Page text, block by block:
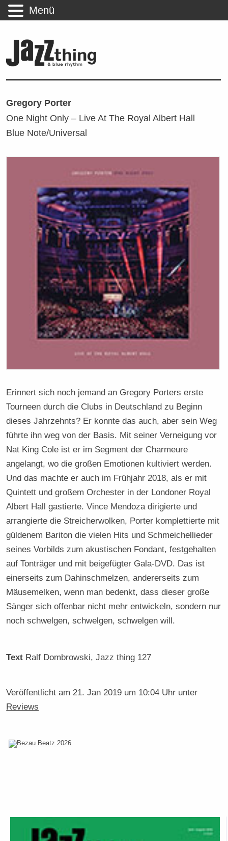
Gregory Porter
One Night Only – Live At The Royal Albert Hall
Blue Note/Universal
Erinnert sich noch jemand an Gregory Porters erste
Tourneen durch die Clubs in Deutschland zu Beginn
dieses Jahrzehnts? Er konnte das auch, aber sein Weg
führte ihn weg von der Basis. Mit seiner Verneigung vor
Nat King Cole ist er im Segment der Charmeure
angelangt, wo die großen Emotionen kultiviert werden.
Und das machte er auch im Frühjahr 2018, als er mit
Quintett und großem Orchester in der Londoner Royal
Albert Hall gastierte. Vince Mendoza dirigierte und
arrangierte die Streicherwolken, Porter komplettierte mit
güldenem Bariton die vielen Hits und Schmeichellieder
seines Vorbilds zum akustischen Fondant, festgehalten
auf Tonträger und mit beigefügter Gala-DVD. Das ist
einerseits zum Dahinschmelzen, andererseits zum
Mäusemelken, wenn man bedenkt, dass dieser große
Sänger sich offenbar nicht mehr entwickeln, sondern nur
noch schwelgen, schwelgen, schwelgen will.
Text Ralf Dombrowski, Jazz thing 127
Veröffentlicht am 21. Jan 2019 um 10:04 Uhr unter
Reviews
Menü